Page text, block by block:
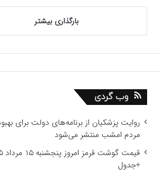
بارگذاری بیشتر
وب گردی
روایت پزشکیان از برنامه‌های دولت برای
مردم امشب منتشر می‌شود
قیمت
+جدول